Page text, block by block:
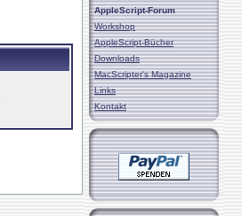
AppleScript-Forum
Workshop
AppleScript-Bücher
Downloads
MacScripter's Magazine
Links
Kontakt